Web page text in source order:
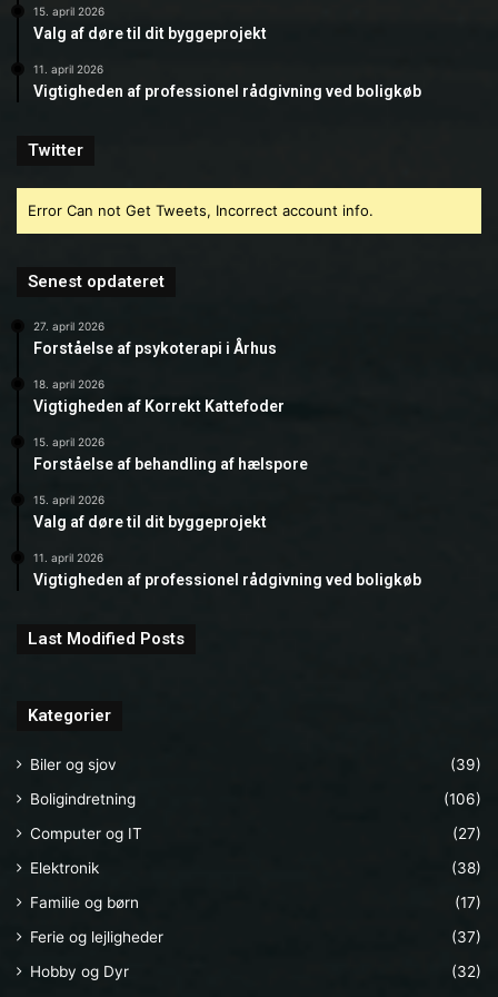
15. april 2026
Valg af døre til dit byggeprojekt
11. april 2026
Vigtigheden af professionel rådgivning ved boligkøb
Twitter
Error Can not Get Tweets, Incorrect account info.
Senest opdateret
27. april 2026
Forståelse af psykoterapi i Århus
18. april 2026
Vigtigheden af Korrekt Kattefoder
15. april 2026
Forståelse af behandling af hælspore
15. april 2026
Valg af døre til dit byggeprojekt
11. april 2026
Vigtigheden af professionel rådgivning ved boligkøb
Last Modified Posts
Kategorier
Biler og sjov
(39)
Boligindretning
(106)
Computer og IT
(27)
Elektronik
(38)
Familie og børn
(17)
Ferie og lejligheder
(37)
Hobby og Dyr
(32)